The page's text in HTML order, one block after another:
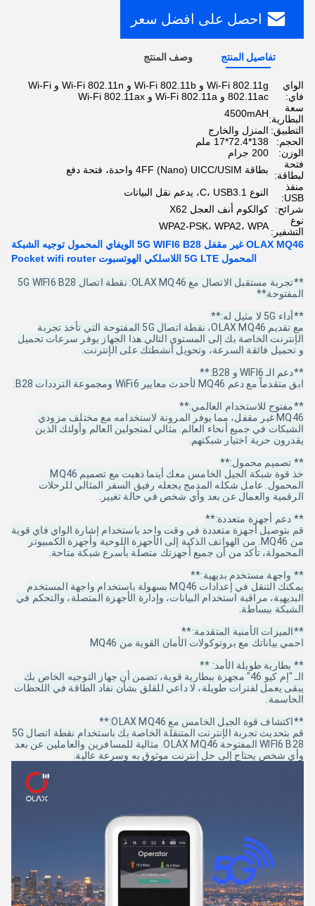
احصل على افضل سعر
تفاصيل المنتج وصف المنتج
الواي
فاي:
Wi-Fi 802.11g و Wi-Fi 802.11b و Wi-Fi 802.11n و Wi-Fi
802.11ac و Wi-Fi 802.11a و Wi-Fi 802.11ax
سعة
البطارية:4500mAH
التطبيق: المنزل والخارج
الحجم:
138*72.4*17 ملم
الوزن:
200 جرام
فتحة
لبطاقة:
بطاقة 4FF (Nano) UICC/USIM واحدة، فتحة دفع
منفذ
USB:
النوع C، USB3.1، يدعم نقل البيانات
شرائح:
كوالكوم أنف العجل X62
نوع
التشفير: WPA2-PSK، WPA2، WPA
OLAX MQ46 غير مقفل 5G WIFI6 B28 الويفاي المحمول توجيه الشبكة
المحمول 5G LTE اللاسلكي الهوتسبوت Pocket wifi router
**تجربة مستقبل الاتصال مع OLAX MQ46: نقطة اتصال 5G WIFI6 B28
المفتوحة**
**أداء 5G لا مثيل له:**
مع تقديم OLAX MQ46، نقطة اتصال 5G المفتوحة التي تأخذ تجربة
الإنترنت الخاصة بك إلى المستوى التالي.هذا الجهاز يوفر سرعات تحميل
و تحميل فائقة السرعة، وتحويل أنشطتك على الإنترنت.
**دعم الـ WIFI6 و B28:**
ابق متقدماً مع دعم MQ46 لأحدث معايير WiFi6 ومجموعة الترددات B28.
**مفتوح للاستخدام العالمي:**
MQ46 غير مقفل، مما يوفر المرونة لاستخدامه مع مختلف مزودي
الشبكات في جميع أنحاء العالم. مثالي لمتجولين العالم وأولئك الذين
يقدرون حرية اختيار شبكتهم.
** تصميم محمول:**
خذ قوة شبكة الجيل الخامس معك أينما ذهبت مع تصميم MQ46
المحمول. عامل شكله المدمج يجعله رفيق السفر المثالي للرحلات
الرقمية والعمال عن بعد وأي شخص في حالة تغيير.
** دعم أجهزة متعددة:**
قم بتوصيل أجهزة متعددة في وقت واحد باستخدام إشارة الواي فاي قوية
من MQ46. من الهواتف الذكية إلى الأجهزة اللوحية وأجهزة الكمبيوتر
المحمولة، تأكد من أن جميع أجهزتك متصلة بأسرع شبكة متاحة.
** واجهة مستخدم بديهية:**
يمكنك التنقل في إعدادات MQ46 بسهولة باستخدام واجهة المستخدم
البديهية، مراقبة استخدام البيانات، وإدارة الأجهزة المتصلة، والتحكم في
الشبكة ببساطة.
**الميزات الأمنية المتقدمة:**
احمي بياناتك مع بروتوكولات الأمان القوية من MQ46
** بطارية طويلة الأمد: **
الـ "إم كيو 46" مجهزة ببطارية قوية، تضمن أن جهاز التوجيه الخاص بك
يبقى يعمل لفترات طويلة، لا داعي للقلق بشأن نفاد الطاقة في اللحظات
الحاسمة.
**اكتشاف قوة الجيل الخامس مع OLAX MQ46:**
قم بتحديث تجربة الإنترنت المتنقلة الخاصة بك باستخدام نقطة اتصال 5G
WIFI6 B28 المفتوحة OLAX MQ46. مثالية للمسافرين والعاملين عن بعد
وأي شخص يحتاج إلى حل إنترنت موثوق به وسرعة عالية.